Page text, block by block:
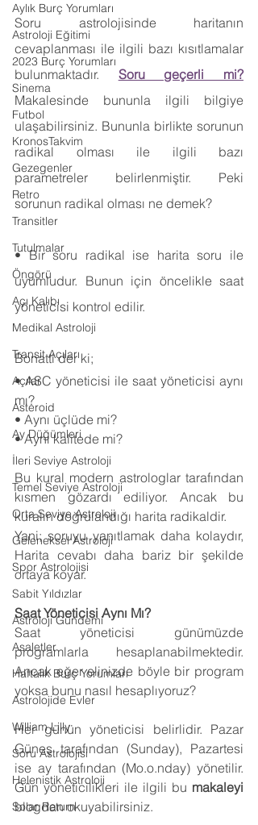
Aylık Burç Yorumları
Astroloji Eğitimi
2023 Burç Yorumları
Sinema
Futbol
KronosTakvim
Gezegenler
Retro
Transitler
Tutulmalar
Öngörü
Açı Kalıbı
Medikal Astroloji
Transit Açıları
Açılar
Asteroid
Ay Düğümleri
İleri Seviye Astroloji
Temel Seviye Astroloji
Orta Seviye Astroloji
Geleneksel Astroloji
Spor Astrolojisi
Sabit Yıldızlar
Astroloji Gündemi
Asaletler
Haftalık Burç Yorumları
Astrolojide Evler
William Lilly
Soru Astrolojisi
Helenistik Astroloji
Solar Return
Soru astrolojisinde haritanın
cevaplanması ile ilgili bazı kısıtlamalar
bulunmaktadır. Soru geçerli mi?
Makalesinde bununla ilgili bilgiye
ulaşabilirsiniz. Bununla birlikte sorunun
radikal olması ile ilgili bazı
parametreler belirlenmiştir. Peki
sorunun radikal olması ne demek?
• Bir soru radikal ise harita soru ile
uyumludur. Bunun için öncelikle saat
yöneticisi kontrol edilir.
Bonatti der ki;
• ASC yöneticisi ile saat yöneticisi aynı
mı?
• Aynı üçlüde mi?
• Aynı kalitede mi?
Bu kural modern astrologlar tarafından
kısmen gözardı ediliyor. Ancak bu
kuralın doğrulandığı harita radikaldir.
Yani; soruyu yanıtlamak daha kolaydır,
Harita cevabı daha bariz bir şekilde
ortaya koyar.
Saat Yöneticisi Aynı Mı?
Saat yöneticisi günümüzde
programlarla hesaplanabilmektedir.
Ancak eğer elinizde böyle bir program
yoksa bunu nasıl hesaplıyoruz?
Her günün yöneticisi belirlidir. Pazar
Güneş tarafından (Sunday), Pazartesi
ise ay tarafından (Mo.o.nday) yönetilir.
Gün yöneticilikleri ile ilgili bu
blogdan okuyabilirsiniz.